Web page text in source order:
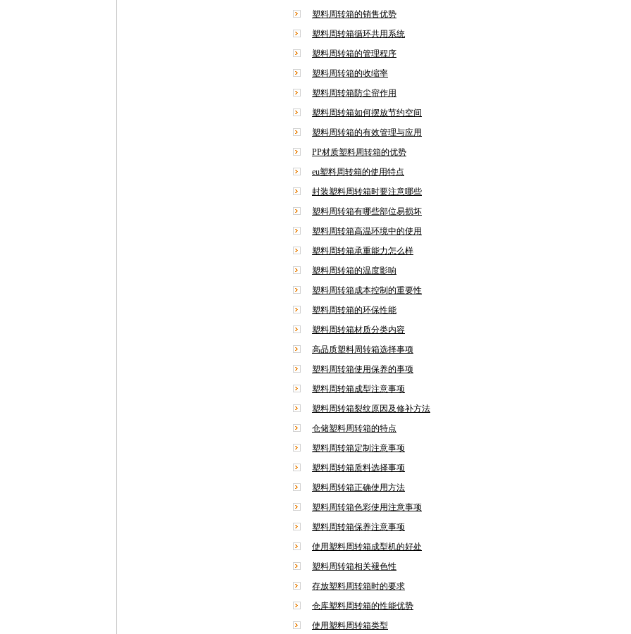
塑料周转箱的销售优势
塑料周转箱循环共用系统
塑料周转箱的管理程序
塑料周转箱的收缩率
塑料周转箱防尘帘作用
塑料周转箱如何摆放节约空间
塑料周转箱的有效管理与应用
PP材质塑料周转箱的优势
eu塑料周转箱的使用特点
封装塑料周转箱时要注意哪些
塑料周转箱有哪些部位易损坏
塑料周转箱高温环境中的使用
塑料周转箱承重能力怎么样
塑料周转箱的温度影响
塑料周转箱成本控制的重要性
塑料周转箱的环保性能
塑料周转箱材质分类内容
高品质塑料周转箱选择事项
塑料周转箱使用保养的事项
塑料周转箱成型注意事项
塑料周转箱裂纹原因及修补方法
仓储塑料周转箱的特点
塑料周转箱定制注意事项
塑料周转箱质料选择事项
塑料周转箱正确使用方法
塑料周转箱色彩使用注意事项
塑料周转箱保养注意事项
使用塑料周转箱成型机的好处
塑料周转箱相关褪色性
存放塑料周转箱时的要求
仓库塑料周转箱的性能优势
使用塑料周转箱类型